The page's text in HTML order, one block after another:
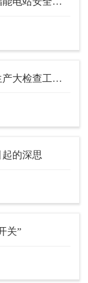
国家能源局关于印发全国电力安全生产大检查工作方案的...
的深思
关”